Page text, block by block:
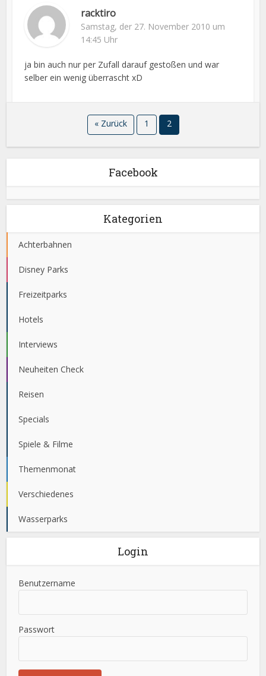
racktiro
Samstag, der 27. November 2010 um
14:45 Uhr
ja bin auch nur per Zufall darauf gestoßen und war
selber ein wenig überrascht xD
« Zurück 1 2
Facebook
Kategorien
Achterbahnen
Disney Parks
Freizeitparks
Hotels
Interviews
Neuheiten Check
Reisen
Specials
Spiele & Filme
Themenmonat
Verschiedenes
Wasserparks
Login
Benutzername
Passwort